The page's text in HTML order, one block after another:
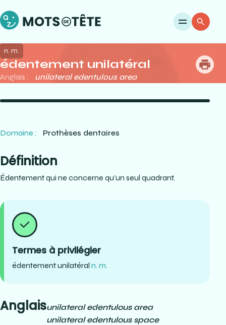
édentement unilatéral
n. m.
Anglais : unilateral edentulous area
Domaine : Prothèses dentaires
Définition
Édentement qui ne concerne qu’un seul quadrant.
Termes à privilégier
édentement unilatéral n. m.
Anglaisunilateral edentulous area
unilateral edentulous space